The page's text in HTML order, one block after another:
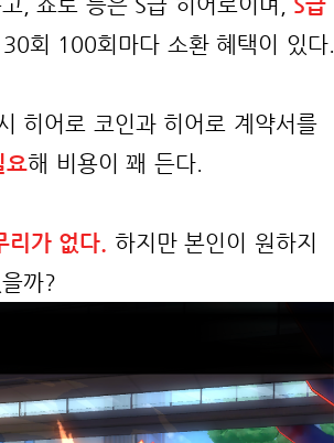
회 100회마다 소환 혜택이 있다.
히어로 코인과 히어로 계약서를
요해 비용이 꽤 든다.
리가 없다. 하지만 본인이 원하지
까?